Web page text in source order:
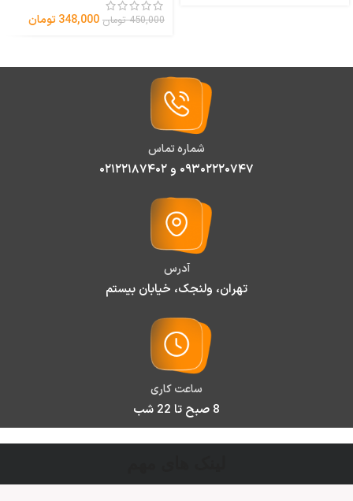
450,000 تومان 348,000تومان
شماره تماس
۰۹۳۰۲۲۲۰۷۴۷ و ۰۲۱۲۲۱۸۷۴۰۲
آدرس
تهران، ولنجک، خیابان بیستم
ساعت کاری
8 صبح تا 22 شب